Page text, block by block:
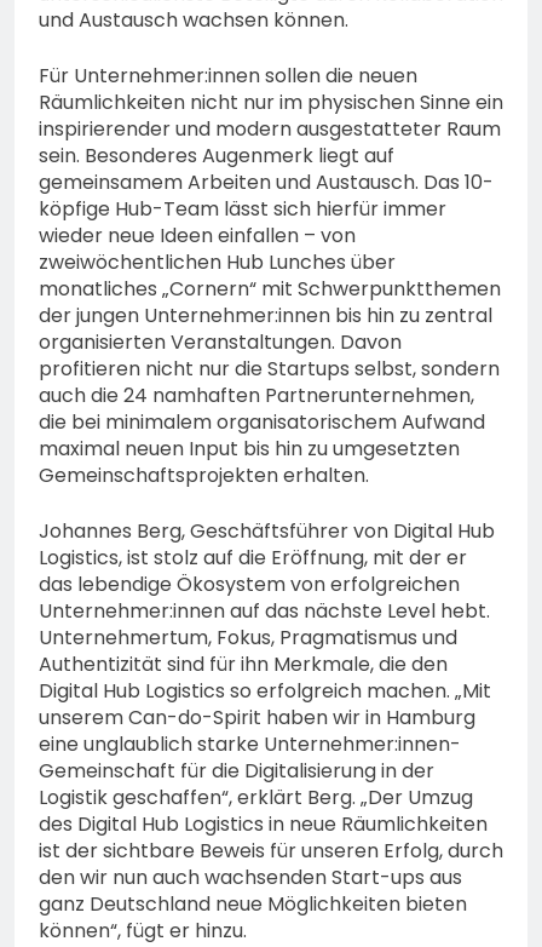
und Austausch wachsen können.
Für Unternehmer:innen sollen die neuen
Räumlichkeiten nicht nur im physischen Sinne ein
inspirierender und modern ausgestatteter Raum
sein. Besonderes Augenmerk liegt auf
gemeinsamem Arbeiten und Austausch. Das 10-
köpfige Hub-Team lässt sich hierfür immer
wieder neue Ideen einfallen – von
zweiwöchentlichen Hub Lunches über
monatliches „Cornern“ mit Schwerpunktthemen
der jungen Unternehmer:innen bis hin zu zentral
organisierten Veranstaltungen. Davon
profitieren nicht nur die Startups selbst, sondern
auch die 24 namhaften Partnerunternehmen,
die bei minimalem organisatorischem Aufwand
maximal neuen Input bis hin zu umgesetzten
Gemeinschaftsprojekten erhalten.
Johannes Berg, Geschäftsführer von Digital Hub
Logistics, ist stolz auf die Eröffnung, mit der er
das lebendige Ökosystem von erfolgreichen
Unternehmer:innen auf das nächste Level hebt.
Unternehmertum, Fokus, Pragmatismus und
Authentizität sind für ihn Merkmale, die den
Digital Hub Logistics so erfolgreich machen. „Mit
unserem Can-do-Spirit haben wir in Hamburg
eine unglaublich starke Unternehmer:innen-
Gemeinschaft für die Digitalisierung in der
Logistik geschaffen“, erklärt Berg. „Der Umzug
des Digital Hub Logistics in neue Räumlichkeiten
ist der sichtbare Beweis für unseren Erfolg, durch
den wir nun auch wachsenden Start-ups aus
ganz Deutschland neue Möglichkeiten bieten
können“, fügt er hinzu.